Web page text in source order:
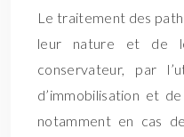
Le traitement des
leur nature et de
conservateur, par
d’immobilisation et
notamment en cas